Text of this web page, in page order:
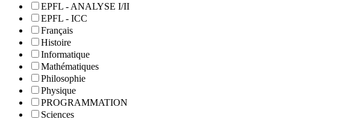
EPFL - ANALYSE I/II
EPFL - ICC
Français
Histoire
Informatique
Mathématiques
Philosophie
Physique
PROGRAMMATION
Sciences